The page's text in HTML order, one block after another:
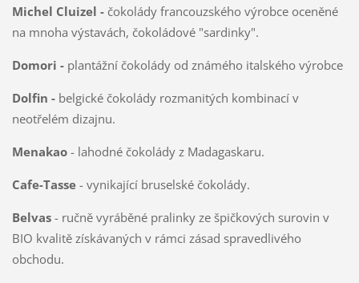
Michel Cluizel - čokolády francouzského výrobce oceněné
na mnoha výstavách, čokoládové "sardinky".
Domori - plantážní čokolády od známého italského výrobce
Dolfin -belgické čokolády rozmanitých kombinací v
neotřelém dizajnu.
Menakao- lahodné čokolády z Madagaskaru.
Cafe-Tasse- vynikající bruselské čokolády.
Belvas- ručně vyráběné pralinky ze špičkových surovin v
BIO kvalitě získávaných v rámci zásad spravedlivého
obchodu.